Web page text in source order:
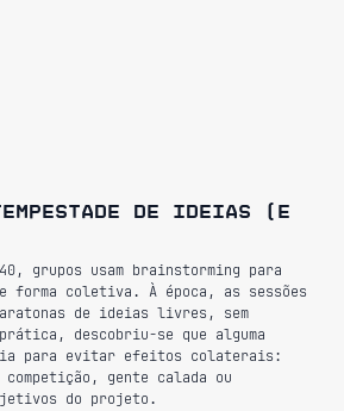
de ideias (e
grupos usam brainstorming para
forma coletiva. À época, as sessões
de ideias livres, sem
descobriu-se que alguma
para evitar efeitos colaterais:
competição, gente calada ou
do projeto.